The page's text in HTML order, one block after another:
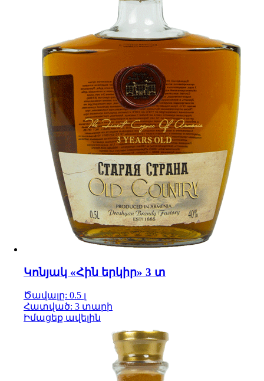
Կոնյակ «Հին երկիր» 3 տ
Ծավալը: 0.5 լ
Հատված: 3 տարի
Իմացեք ավելին